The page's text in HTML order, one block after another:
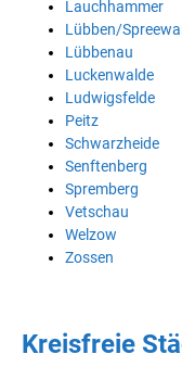
Lauchhammer
Lübben/
Lübbenau
Luckenwalde
Ludwigsfelde
Peitz
Schwarzheide
Senftenberg
Spremberg
Vetschau
Welzow
Zossen
Kreisfreie